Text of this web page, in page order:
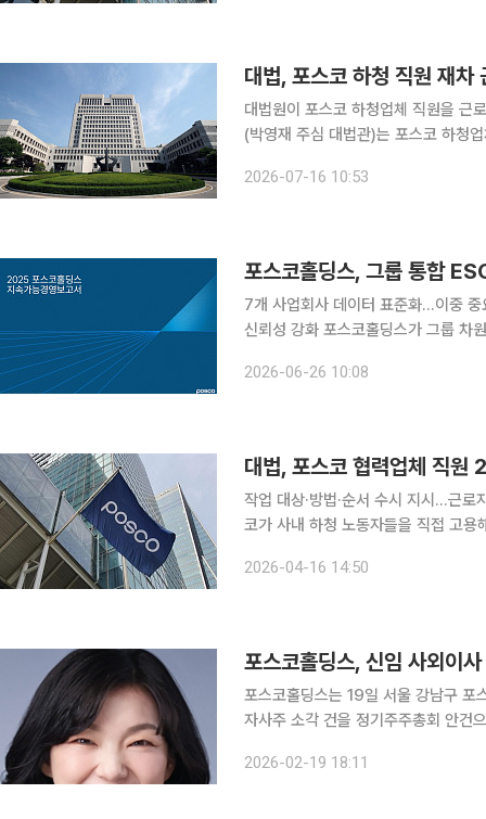
대법, 포스코 하청 직원 재차
대법원이 포스코 하청업체 직원을 근로자로 인
(박영재 주심 대법관)는 포스코 하청
밝혔다. 같은 날 대법원 2부(엄상
2026-07-16 10:53
포스코홀딩스, 그룹 통합
7개 사업회사 데이터 표준화…이중 중
신뢰성 강화 포스코홀딩스가 그룹 차원의 통합 ESG 공시 체계를 적용한 ‘2025 지속가능경영보고
고, 핵심 ESG 이슈를 그룹 관점에서
2026-06-26 10:08
대법, 포스코 협력업체 직원
작업 대상·방법·순서 수시 지시…근로자 인
코가 사내 하청 노동자들을 직접 고
법 판단은 ‘파견관계’가 성립하는지
2026-04-16 14:50
포스코홀딩스, 신임 사외이
포스코홀딩스는 19일 서울 강남구 포
자사주 소각 건을 정기주주총회 안건으로 부의하
2026-02-19 18:11